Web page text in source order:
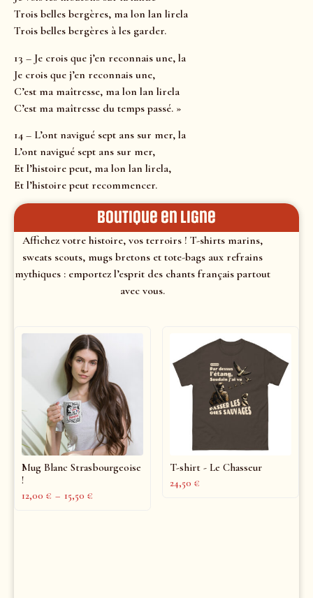
Trois belles bergères, ma lon lan lirela
Trois belles bergères à les garder.
13 – Je crois que j’en reconnais une, la
Je crois que j’en reconnais une,
C’est ma maîtresse, ma lon lan lirela
C’est ma maîtresse du temps passé. »
14 – L’ont navigué sept ans sur mer, la
L’ont navigué sept ans sur mer,
Et l’histoire peut, ma lon lan lirela,
Et l’histoire peut recommencer.
Boutique en ligne
Affichez votre histoire, vos terroirs ! T-shirts marins,
sweats scouts, mugs bretons et tote-bags aux refrains
mythiques : emportez l’esprit des chants français partout
avec vous.
Mug Blanc Strasbourgeoise
!
12,00 € – 15,50 €
T-shirt - Le Chasseur
24,50 €